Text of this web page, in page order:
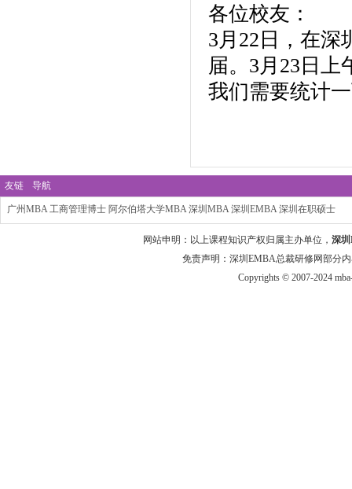
各位校友：
3月22日，在深
届。3月23日上
我们需要统计
友链 导航
广州MBA 工商管理博士 阿尔伯塔大学MBA 深圳MBA 深圳EMBA 深圳在职硕士
网站申明：以上课程知识产权归属主办单位， 深
免责声明：深圳EMBA总裁研修网部分
Copyrights © 2007-2024